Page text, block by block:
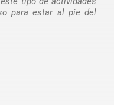
para estar al pie del